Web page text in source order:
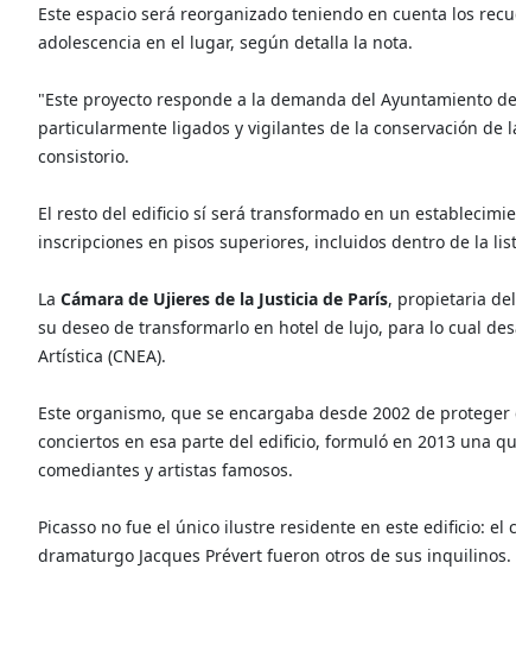
Este espacio será reorganizado teniendo en cuenta los
adolescencia en el lugar, según detalla la nota.
"Este proyecto responde a la demanda del Ayuntamiento
particularmente ligados y vigilantes de la conservación
consistorio.
El resto del edificio sí será transformado en un
inscripciones en pisos superiores, incluidos dentro de la
La Cámara de Ujieres de la Justicia de París, propietaria
su deseo de transformarlo en hotel de lujo, para lo cual
Artística (CNEA).
Este organismo, que se encargaba desde 2002 de
conciertos en esa parte del edificio, formuló en 2013 una
comediantes y artistas famosos.
Picasso no fue el único ilustre residente en este edificio: el
dramaturgo Jacques Prévert fueron otros de sus inquilinos.